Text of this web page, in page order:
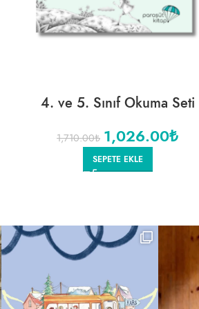
4. ve 5. Sınıf Okuma Seti
1,710.00₺ 1,026.00₺
SEPETE EKLE